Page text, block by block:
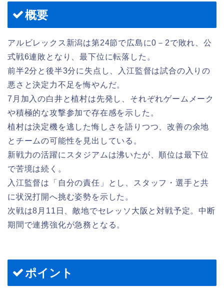
概要
アルビレックス新潟は第24節で広島に0－2で敗れ、公
式戦6連敗となり、最下位に転落した。
前半2分と後半3分に失点し、入江監督は試合の入りの
悪さと決定力不足を悔やんだ。
7月加入の白井と植村は先発し、それぞれゲームメーク
や積極的な攻撃参加で存在感を示した。
植村は決定機を逃した悔しさを語りつつ、改善の余地
とチームの可能性を見出している。
新戦力の活躍にスタジアムは沸いたが、順位は最下位
で苦境は続く。
入江監督は「自分の責任」とし、スタッフ・選手と共
に状況打開へ挑む姿勢を示した。
次戦は8月11日、敵地でセレッソ大阪と対戦予定。中断
期間で連携強化が急務となる。
ポイント